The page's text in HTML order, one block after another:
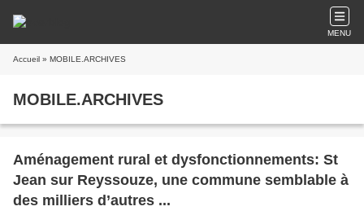
MENU
Accueil » MOBILE.ARCHIVES
MOBILE.ARCHIVES
Aménagement rural et dysfonctionnements: St
Jean sur Reyssouze, une commune semblable à
des milliers d’autres ...